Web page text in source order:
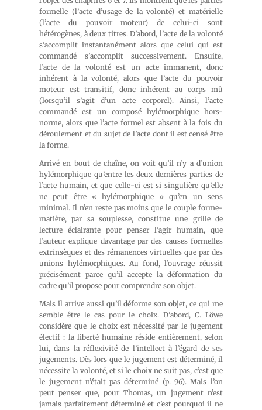
formelle (l’acte d’usage de la volonté) et matérielle
(l’acte du pouvoir moteur) de celui-ci sont
hétérogènes, à deux titres. D’abord, l’acte de la volonté
s’accomplit instantanément alors que celui qui est
commandé s’accomplit successivement. Ensuite,
l’acte de la volonté est un acte immanent, donc
inhérent à la volonté, alors que l’acte du pouvoir
moteur est transitif, donc inhérent au corps mû
(lorsqu’il s’agit d’un acte corporel). Ainsi, l’acte
commandé est un composé hylémorphique hors-
norme, alors que l’acte formel est absent à la fois du
déroulement et du sujet de l’acte dont il est censé être
la forme.
Arrivé en bout de chaîne, on voit qu’il n’y a d’union
hylémorphique qu’entre les deux dernières parties de
l’acte humain, et que celle-ci est si singulière qu’elle
ne peut être « hylémorphique » qu’en un sens
minimal. Il n’en reste pas moins que le couple forme-
matière, par sa souplesse, constitue une grille de
lecture éclairante pour penser l’agir humain, que
l’auteur explique davantage par des causes formelles
extrinsèques et des rémanences virtuelles que par des
unions hylémorphiques. Au fond, l’ouvrage réussit
précisément parce qu’il accepte la déformation du
cadre qu’il propose pour comprendre son objet.
Mais il arrive aussi qu’il déforme son objet, ce qui me
semble être le cas pour le choix. D’abord, C. Löwe
considère que le choix est nécessité par le jugement
électif : la liberté humaine réside entièrement, selon
lui, dans la réflexivité de l’intellect à l’égard de ses
jugements. Dès lors que le jugement est déterminé, il
nécessite la volonté, et si le choix ne suit pas, c’est que
le jugement n’était pas déterminé (p. 96). Mais l’on
peut penser que, pour Thomas, un jugement n’est
jamais parfaitement déterminé et c’est pourquoi il ne